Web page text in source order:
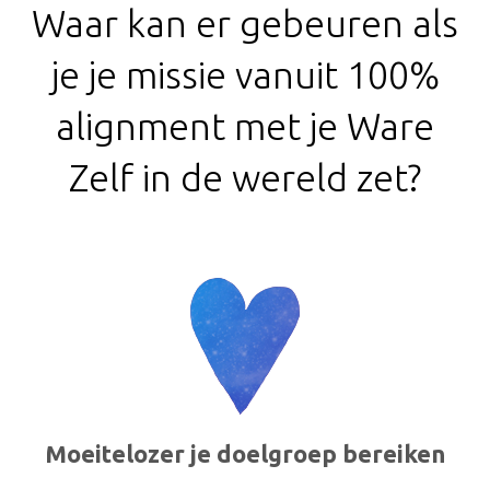
Waar kan er gebeuren als
je je missie vanuit 100%
alignment met je Ware
Zelf in de wereld zet?
Moeitelozer je doelgroep bereiken